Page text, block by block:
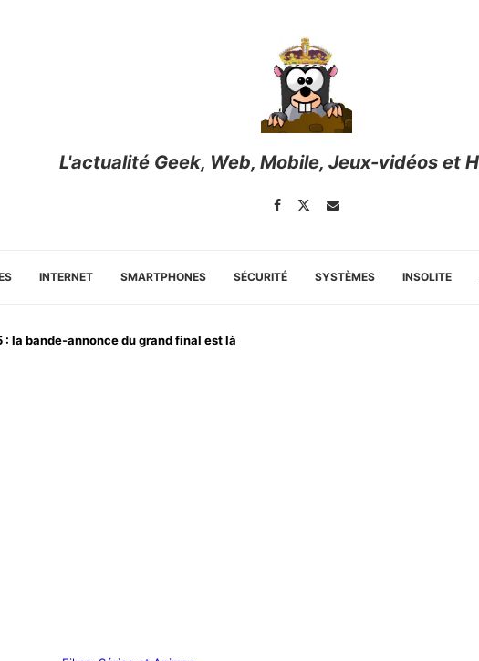
L'actualité Geek, Web, Mobile, Jeux-vidéos et
INTERNET SMARTPHONES SÉCURITÉ SYSTÈMES INSOLITE
: la bande-annonce du grand final est là